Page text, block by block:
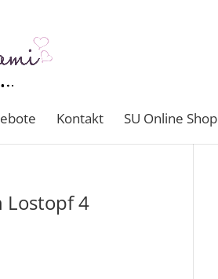
Kontakt SU Online Shop
Lostopf 4